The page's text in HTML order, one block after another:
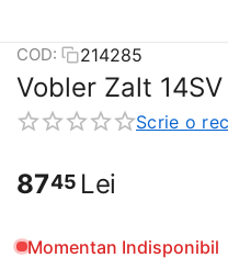
COD: 214285
Vobler Zalt
Scrie o
8745 Lei
Momentan Indisponibil